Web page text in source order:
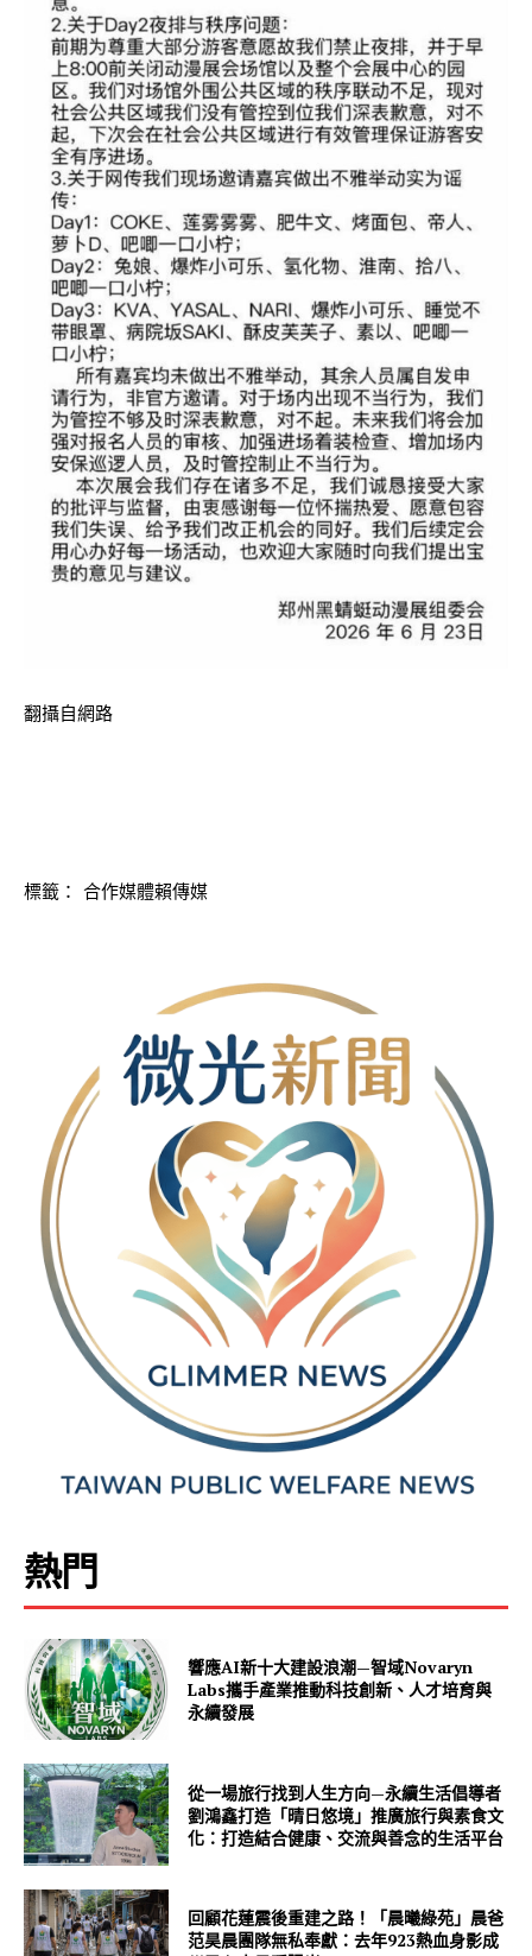
翻攝自網路
標籤： 合作媒體賴傳媒
熱門
響應AI新十大建設浪潮—智域Novaryn
Labs攜手產業推動科技創新、人才培育與
永續發展
從一場旅行找到人生方向—永續生活倡導者
劉鴻鑫打造「晴日悠境」推廣旅行與素食文
化：打造結合健康、交流與善念的生活平台
回顧花蓮震後重建之路！「晨曦綠苑」晨爸
范昊晨團隊無私奉獻：去年923熱血身影成